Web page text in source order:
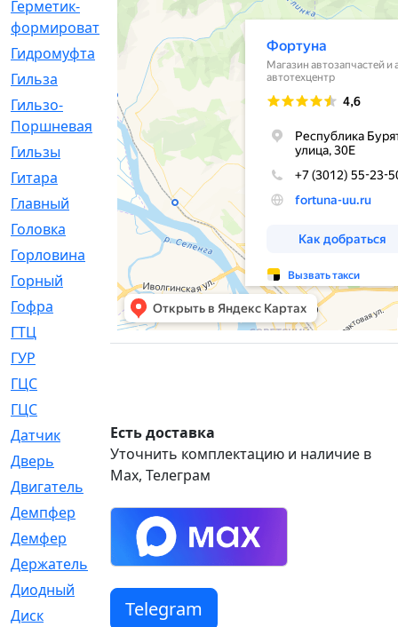
Герметик-
формирователь
[3]
Гидромуфта
[47]
Гильза
[56]
Гильзо-
Поршневая
[13]
Гильзы
[259]
Гитара
Главный
[29]
Головка
[28]
Горловина
[14]
Горный
[1]
Гофра
[86]
ГТЦ
[96]
ГУР
ГЦC
ГЦС
Датчик
[969]
Дверь
[249]
Двигатель
[64]
Демпфер
[2]
Демфер
[1]
Держатель
[5]
Диодный
[3]
Диск
[418]
Есть доставка
Уточнить комплектацию и наличие в
Max, Телеграм
Telegram